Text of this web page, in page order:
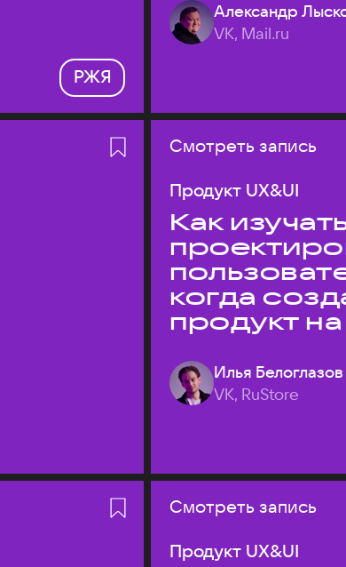
РЖЯ
Александр
VK, Mail.ru
Смотреть запись
Продукт UX&UI
Как
когда
продукт
Илья Белоглазов
VK, RuStore
Смотреть запись
Продукт UX&UI